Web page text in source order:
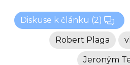
Diskuse k článku (2)
Robert Plaga
Jeroným